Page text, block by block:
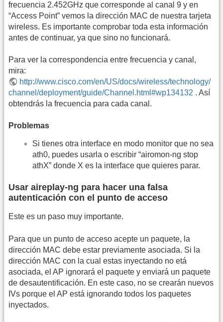
frecuencia 2.452GHz que corresponde al canal 9 y en
“Access Point” vemos la dirección MAC de nuestra tarjeta
wireless. Es importante comprobar toda esta información
antes de continuar, ya que sino no funcionará.
Para ver la correspondencia entre frecuencia y canal,
mira:
http://www.cisco.com/en/US/docs/wireless/technology/
channel/deployment/guide/Channel.html#wp134132 . Así
obtendrás la frecuencia para cada canal.
Problemas
Si tienes otra interface en modo monitor que no sea
ath0, puedes usarla o escribir “airomon-ng stop
athX” donde X es la interface que quieres parar.
Usar aireplay-ng para hacer una falsa
autenticación con el punto de acceso
Este es un paso muy importante.
Para que un punto de acceso acepte un paquete, la
dirección MAC debe estar previamente asociada. Si la
dirección MAC con la cual estas inyectando no etá
asociada, el AP ignorará el paquete y enviará un paquete
de desautentificación. En este caso, no se crearán nuevos
IVs porque el AP está ignorando todos los paquetes
inyectados.